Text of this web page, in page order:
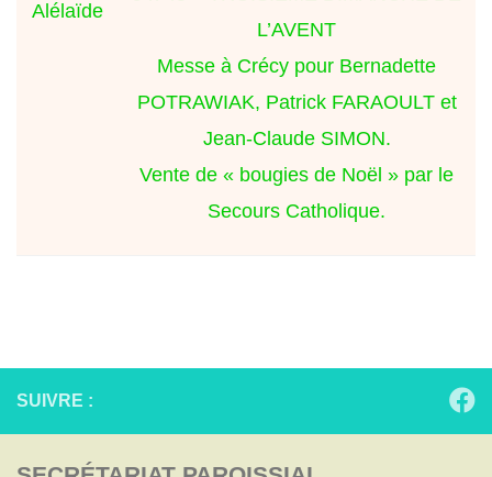
Alélaïde
L’AVENT
Messe à Crécy pour Bernadette
POTRAWIAK, Patrick FARAOULT et
Jean-Claude SIMON.
Vente de « bougies de Noël » par le
Secours Catholique.
SUIVRE :